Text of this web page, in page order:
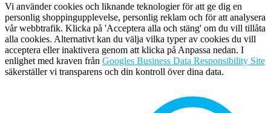
Vi använder cookies och liknande teknologier för att ge dig en
personlig shoppingupplevelse, personlig reklam och för att analysera
vår webbtrafik. Klicka på 'Acceptera alla och stäng' om du vill tillåta
alla cookies. Alternativt kan du välja vilka typer av cookies du vill
acceptera eller inaktivera genom att klicka på Anpassa nedan. I
enlighet med kraven från Googles Business Data Responsibility Site
säkerställer vi transparens och din kontroll över dina data.